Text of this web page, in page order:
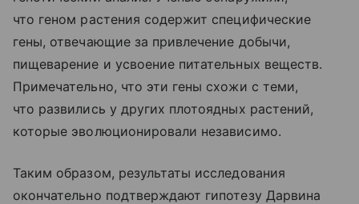
что геном растения содержит специфические
гены, отвечающие за привлечение добычи,
пищеварение и усвоение питательных веществ.
Примечательно, что эти гены схожи с теми,
что развились у других плотоядных растений,
которые эволюционировали независимо.
Таким образом, результаты исследования
окончательно подтверждают гипотезу Дарвина